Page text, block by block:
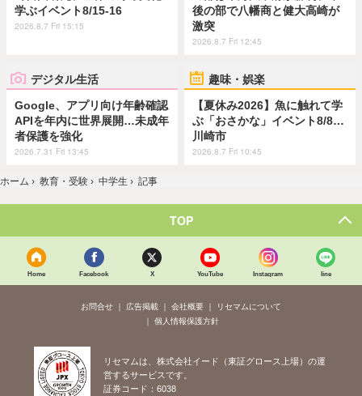
学ぶイベント8/15-16
2026.8.7 Fri 15:15
後の部で八幡商と健大高崎が
激突
2026.8.7 Fri 12:45
デジタル生活
Google、アプリ向け年齢確認
APIを年内に世界展開…未成年
者保護を強化
2026.7.31 Fri 13:45
趣味・娯楽
【夏休み2026】魚に触れて学
ぶ「おさかな」イベント8/8…
川崎市
2026.8.7 Fri 10:45
ホーム › 教育・受験 › 中学生 › 記事
TOP
Home Facebook X YouTube Instagram line
お問合せ 広告掲載 会社概要
リセマムについて
個人情報保護方針
リセマムは、株式会社イード（東証グロース上場）の運
営するサービスです。
証券コード：6038